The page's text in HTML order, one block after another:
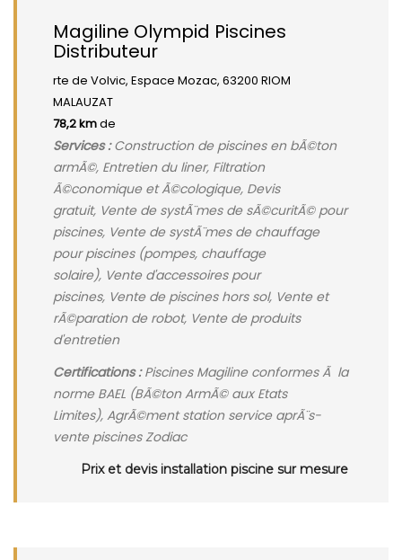
Magiline Olympid Piscines
Distributeur
rte de Volvic, Espace Mozac, 63200 RIOM
MALAUZAT
78,2 kmde
Services :Construction de piscines en bÃ©ton
armÃ©, Entretien du liner, Filtration
Ã©conomique et Ã©cologique, Devis
gratuit, Vente de systÃ¨mes de sÃ©curitÃ© pour
piscines, Vente de systÃ¨mes de chauffage
pour piscines (pompes, chauffage
solaire), Vente d'accessoires pour
piscines, Vente de piscines hors sol, Vente et
rÃ©paration de robot, Vente de produits
d'entretien
Certifications :Piscines Magiline conformes Ã la
norme BAEL (BÃ©ton ArmÃ© aux Etats
Limites), AgrÃ©ment station service aprÃ¨s-
vente piscines Zodiac
Prix et devis installation piscine sur mesure